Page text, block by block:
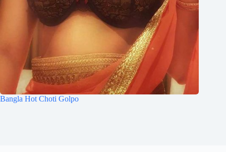
Bangla Hot Choti Golpo